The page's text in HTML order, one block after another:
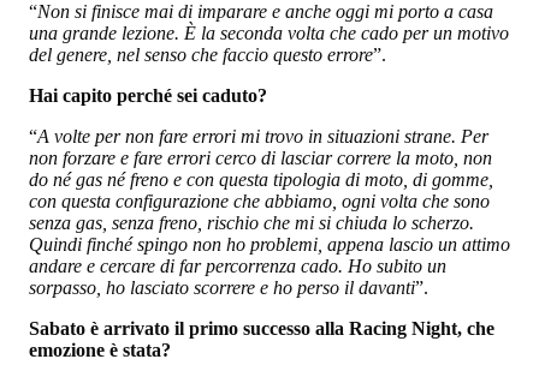
“Non si finisce mai di imparare e anche oggi mi porto a casa
una grande lezione. È la seconda volta che cado per un motivo
del genere, nel senso che faccio questo errore”.
Hai capito perché sei caduto?
“A volte per non fare errori mi trovo in situazioni strane. Per
non forzare e fare errori cerco di lasciar correre la moto, non
do né gas né freno e con questa tipologia di moto, di gomme,
con questa configurazione che abbiamo, ogni volta che sono
senza gas, senza freno, rischio che mi si chiuda lo scherzo.
Quindi finché spingo non ho problemi, appena lascio un attimo
andare e cercare di far percorrenza cado. Ho subito un
sorpasso, ho lasciato scorrere e ho perso il davanti”.
Sabato è arrivato il primo successo alla Racing Night, che
emozione è stata?